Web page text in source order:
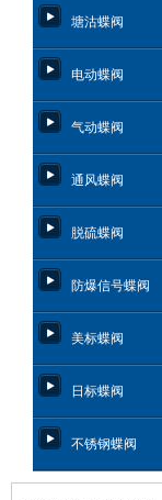
塘沽蝶阀
电动蝶阀
气动蝶阀
通风蝶阀
脱硫蝶阀
防爆信号蝶阀
美标蝶阀
日标蝶阀
不锈钢蝶阀